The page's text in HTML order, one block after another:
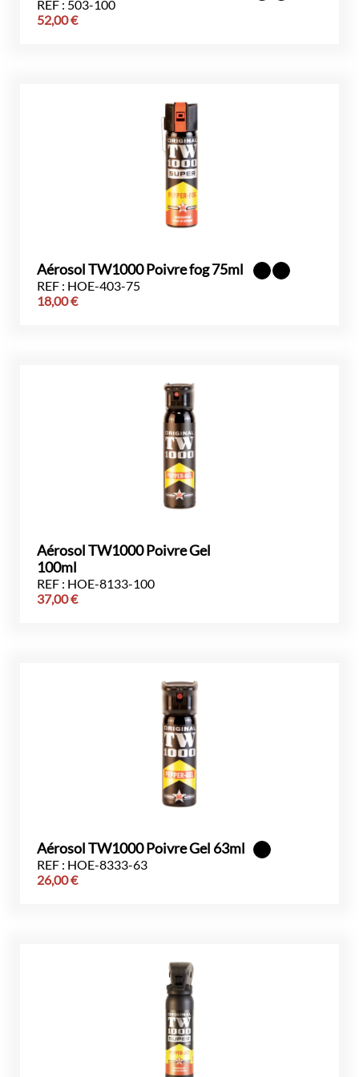
REF : 503-100
52,00€
Aérosol TW1000 Poivre fog 75ml
REF : HOE-403-75
18,00€
Aérosol TW1000 Poivre Gel
100ml
REF : HOE-8133-100
37,00€
Aérosol TW1000 Poivre Gel 63ml
REF : HOE-8333-63
26,00€